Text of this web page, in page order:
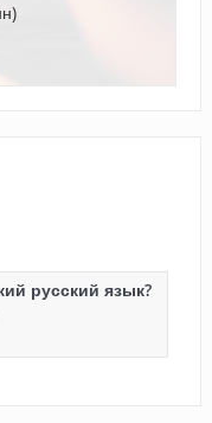
русский язык?